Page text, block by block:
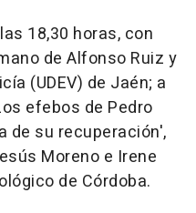
18,30 horas, con
de Alfonso Ruiz y
(UDEV) de Jaén; a
efebos de Pedro
de su recuperación',
Moreno e Irene
de Córdoba.